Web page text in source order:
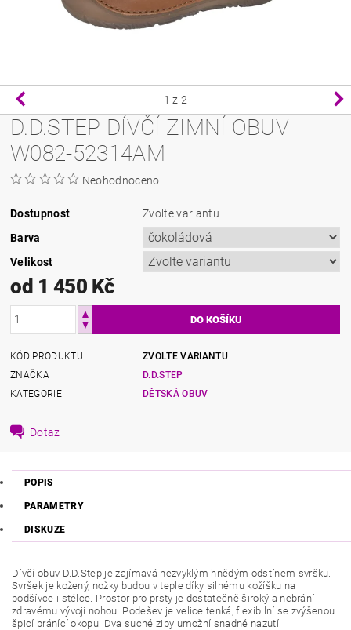
1 z 2
D.D.STEP DÍVČÍ ZIMNÍ OBUV
W082-52314AM
Neohodnoceno
Dostupnost
Zvolte variantu
Barva
Velikost
od 1 450 Kč
KÓD PRODUKTU
ZVOLTE VARIANTU
ZNAČKA
D.D.STEP
KATEGORIE
DĚTSKÁ OBUV
Dotaz
POPIS
PARAMETRY
DISKUZE
Dívčí obuv D.D.Step je zajímavá nezvyklým hnědým odstínem svršku.
Svršek je kožený, nožky budou v teple díky silnému kožíšku na
podšívce i stélce. Prostor pro prsty je dostatečně široký a nebrání
zdravému vývoji nohou. Podešev je velice tenká, flexibilní se zvýšenou
špicí bránící okopu. Dva suché zipy umožní snadné nazutí.